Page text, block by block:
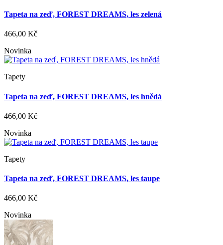
Tapeta na zeď, FOREST DREAMS, les zelená
466,00 Kč
Novinka
Tapety
Tapeta na zeď, FOREST DREAMS, les hnědá
466,00 Kč
Novinka
Tapety
Tapeta na zeď, FOREST DREAMS, les taupe
466,00 Kč
Novinka